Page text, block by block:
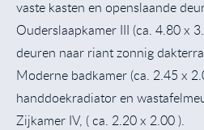
vaste kasten en openslaande
Ouderslaapkamer III (ca. 4.80 x
deuren naar riant zonnig
Moderne badkamer (ca. 2.45 x
handdoekradiator en
Zijkamer IV, ( ca. 2.20 x 2.00 ).